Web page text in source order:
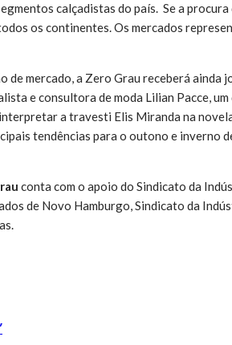
calçadistas do país. Se a
os continentes. Os mercados
mercado, a Zero Grau receberá
e consultora de moda Lilian Pacce,
a travesti Elis Miranda na
tendências para o outono e
conta com o apoio do Sindicato da
de Novo Hamburgo, Sindicato da